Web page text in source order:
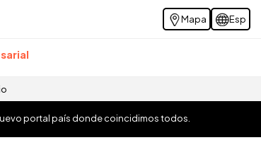
Mapa Esp
portal país donde coincidimos todos.